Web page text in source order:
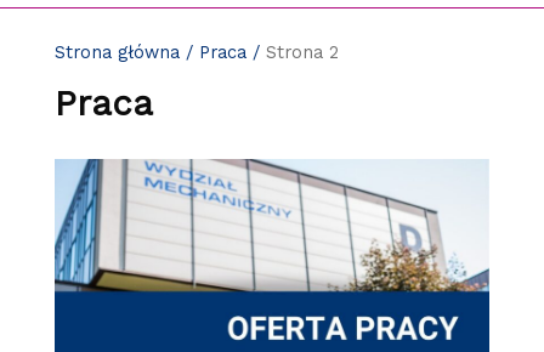
Strona główna/ Praca/ Strona 2
Praca